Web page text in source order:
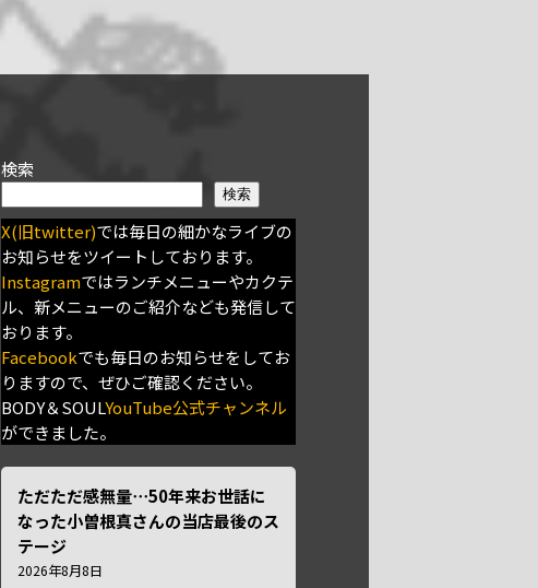
検索
検索
X(旧twitter)では毎日の細かなライブの
お知らせをツイートしております。
Instagramではランチメニューやカクテ
ル、新メニューのご紹介なども発信して
おります。
Facebookでも毎日のお知らせをしてお
りますので、ぜひご確認ください。
BODY＆SOULYouTube公式チャンネル
ができました。
ただただ感無量⋯50年来お世話に
なった小曽根真さんの当店最後のス
テージ
2026年8月8日